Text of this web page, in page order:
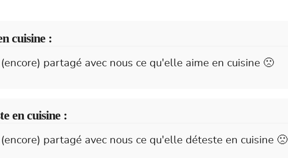
cuisine :
partagé avec nous ce qu'elle aime en cuisine 🙁
en cuisine :
partagé avec nous ce qu'elle déteste en cuisine 🙁